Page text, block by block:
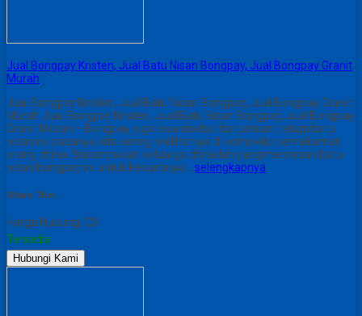
Jual Bongpay Kristen, Jual Batu Nisan Bongpay, Jual Bongpay Granit
Murah
Jual Bongpay Kristen, Jual Batu Nisan Bongpay, Jual Bongpay Granit
Murah Jual Bongpay Kristen, Jual Batu Nisan Bongpay, Jual Bongpay
Granit Murah – Bongpay juga bisa disebut batu nisan, tetapi batu
nisan ini biasanya kita sering melihatnya di kompleks pemakaman
orang china. Biasanya dari keluarga china lah yang memesan batu
nisan bongpay ini untuk keluaranya… selengkapnya
Share This :
Harga Hubungi CS
Tersedia
Hubungi Kami